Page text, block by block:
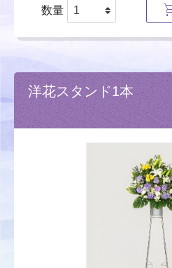
数量
洋花スタンド1本